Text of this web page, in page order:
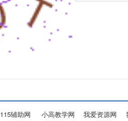
115辅助网 小高教学网 我爱资源网